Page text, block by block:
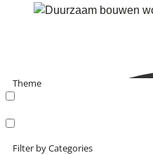
Theme
Filter by Categories